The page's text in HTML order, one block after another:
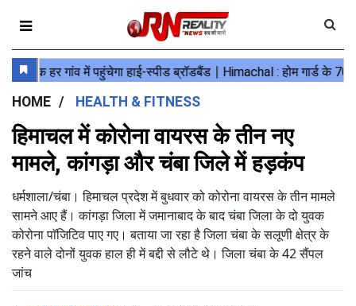
HOME HEALTH & FITNESS
हिमाचल में कोरोना वायरस के तीन नए
मामले, कांगड़ा और चंबा जिले में हड़कंप
धर्मशाला/चंबा। हिमाचल प्रदेश में बुधवार को कोरोना वायरस के तीन मामले
सामने आए हैं। कांगड़ा जिला में जमानाबाद के बाद चंबा जिला के दो युवक
कोरोना पाॅजिटिव पाए गए। बताया जा रहा है जिला चंबा के सलूणी क्षेत्र के
रहने वाले दोनों युवक हाल ही में बद्दी से लौटे थे। जिला चंबा के 42 सैंपल
जांच